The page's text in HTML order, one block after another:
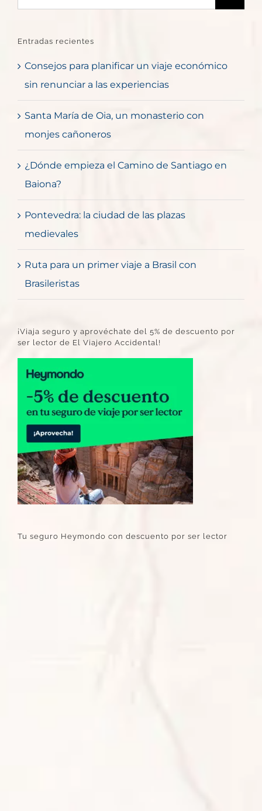
Entradas recientes
Consejos para planificar un viaje económico
sin renunciar a las experiencias
Santa María de Oia, un monasterio con
monjes cañoneros
¿Dónde empieza el Camino de Santiago en
Baiona?
Pontevedra: la ciudad de las plazas
medievales
Ruta para un primer viaje a Brasil con
Brasileristas
¡Viaja seguro y aprovéchate del 5% de descuento por
ser lector de El Viajero Accidental!
Tu seguro Heymondo con descuento por ser lector